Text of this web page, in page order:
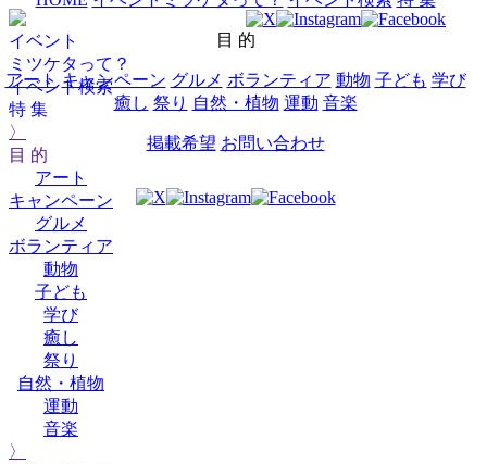
イベント
ミツケタって？
イベント検索
特 集
〉
目 的
アート
キャンペーン
グルメ
ボランティア
動物
子ども
学び
癒し
祭り
自然・植物
運動
音楽
〉
目 的
アート キャンペーン グルメ ボランティア 動物 子ども 学び
癒し 祭り 自然・植物 運動 音楽
掲載希望 お問い合わせ